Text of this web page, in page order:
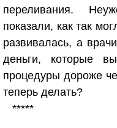
переливания.
показали, как так
развивалась, а
деньги, которые
процедуры дороже
теперь делать?
*****